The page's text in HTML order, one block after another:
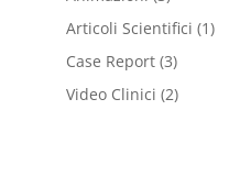
Articoli Scientifici (1)
Case Report(3)
Video Clinici (2)